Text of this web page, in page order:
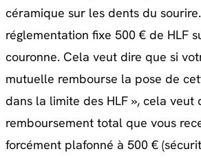
céramique sur les dents du
réglementation fixe 500 € de HLF
couronne. Cela veut dire que si
mutuelle rembourse la pose de
dans la limite des HLF », cela veut
remboursement total que vous
forcément plafonné à 500 €